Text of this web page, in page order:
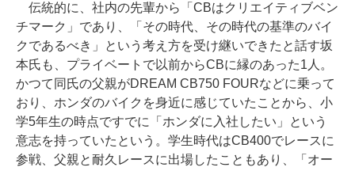
伝統的に、社内の先輩から「CBはクリエイティブベン
チマーク」であり、「その時代、その時代の基準のバイ
クであるべき」という考え方を受け継いできたと話す坂
本氏も、プライベートで以前からCBに縁のあった1人。
かつて同氏の父親がDREAM CB750 FOURなどに乗って
おり、ホンダのバイクを身近に感じていたことから、小
学5年生の時点ですでに「ホンダに入社したい」という
意志を持っていたという。学生時代はCB400でレースに
参戦、父親と耐久レースに出場したこともあり、「オー